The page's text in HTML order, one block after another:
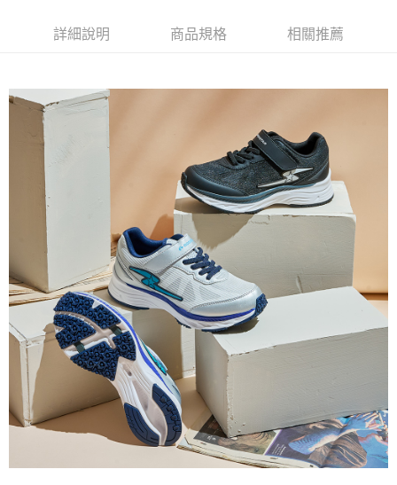
台灣樂天信用卡公司
AFTEE先享後付
AFTEE先享後付是「在收到商品之後才付款」的支付方式。 讓您購物簡單
便利好安心！
２．便利：只要手機號碼，簡訊認證，即可結帳。
３．安心：先確認商品／服務後，再付款。
【「AFTEE先享後付」結帳流程】
１．於結帳方式選擇「AFTEE先享後付」後，將跳轉至「AFTEE先享後付」
結帳頁面，進行簡訊認證並確認金額後，即可完成結帳。
２．訂單成立數日內，您將收到繳費通知簡訊。
３．收到繳費通知簡訊後14天內，點擊此簡訊中的連結，可透過四大超商／
ATM／網路銀行／等多元方式進行付款，方視為交易完成。
※ 請注意：結帳手續完成當下不需立刻繳費，但若您需要取消訂單，請聯絡
購買商品的店家。未經商家同意取消之訂單仍視為有效，需透過AFTEE先享
後付繳納相關費用。
※ 交易是否成功請以「AFTEE先享後付 」之結帳頁面顯示為準，若有關於
是否繳費成功／繳費後需取消欲退款等相關疑問，請聯繫「AFTEE先享後付
客戶支援中心」https://netprotections.freshdesk.com/support/home
【注意事項】
１．透過由恩沛科技股份有限公司提供之「AFTEE先享後付」服務完成之交
易，需依本服務之必要範圍內提供個人資料，並將交易相關給付款項請求債
權轉讓予恩沛科技股份有限公司。
２．關於個人資料處理事宜，請瀏覽以下網址：
ATM付款
運送方式
全家取貨
每筆NT$80，滿NT$888(含以上)免運費
萊爾富取貨
每筆NT$80，滿NT$1,000(含以上)免運費
7-11取貨
每筆NT$80，滿NT$1,000(含以上)免運費
宅配
每筆NT$80，滿NT$1,000(含以上)免運費
詳細說明 商品規格 相關推薦